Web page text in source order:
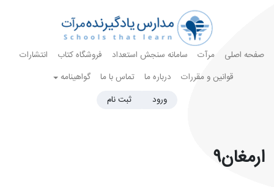
صفحه اصلی مرآت سامانه سنجش استعداد فروشگاه کتاب
انتشارات
قوانین و مقررات
درباره ما تماس با ما
گواهینامه
ورود
ثبت نام
ارمغان9